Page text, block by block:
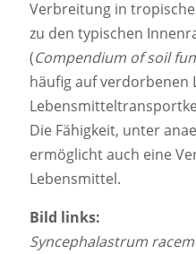
Verbreitung in
zu den typischen
(Compendium of soil
häufig auf verdorbenen
Die Fähigkeit, unter
ermöglicht auch eine
Lebensmittel.
Bild links:
Syncephalastrum